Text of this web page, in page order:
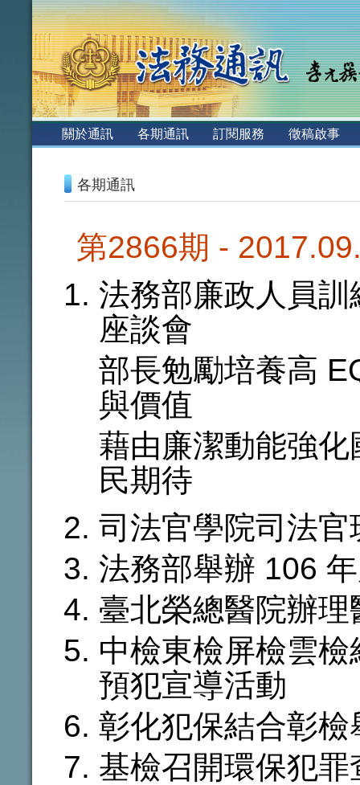
關於通訊 各期通訊 訂閱服務
徵稿啟事
各期通訊
第2866期 -
法務部廉政人員
座談會
部長勉勵培養高
與價值
藉由廉潔動能強
民期待
司法官學院司法
法務部舉辦 106
臺北榮總醫院辦
中檢東檢屏檢雲
預犯宣導活動
彰化犯保結合彰
基檢召開環保犯